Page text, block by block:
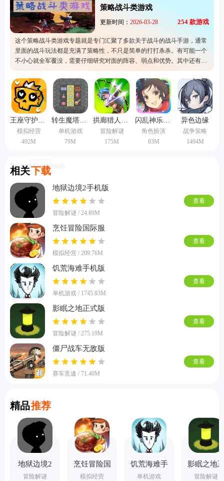
策略战斗类游戏
更新时间： 2026-03-28 254 款游戏
这个策略战斗类游戏专题就是专门汇聚了多款关于战斗的战斗手游，通常
里面的战斗玩法都是充满了策略性，不只是简单的打打杀杀。有可能一个
不小心就全军覆没，需要仔细研究对面的阵容、弱点和优势。其中还有大
量特别吸引人的背景故事，整体的玩法内容有一定的挑战性，所以快来选
择其中一个自己喜欢的吧。
模拟经营
492M
单机游戏
79M
冒险解谜
175M
闪乱神乐中文版
角色扮演
83M
异色边缘
战争策略
1494M
相关下载
Related Downloads
地狱边境2手机版
冒险解谜 / 24.89M
查看
烹饪冒险国际服
模拟经营 / 209.76M
查看
饥荒海难手机版
单机游戏 / 1745.83M
查看
影眠之地正式版
冒险解谜 / 275.19M
查看
僵尸战车无敌版
赛车竞速 / 71.40M
查看
精品推荐
Recommend
地狱边境2
手机版
冒险解谜
烹饪冒险国
际服
模拟经营
饥荒海难手
机版
单机游戏
影眠之地
式版
冒险解谜